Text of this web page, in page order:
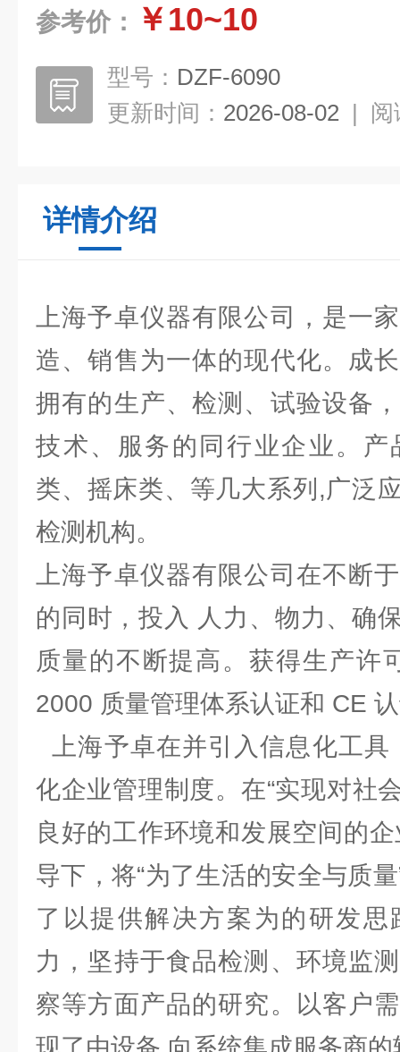
参考价： ￥10~10
型号： DZF-6090
更新时间： 2026-08-02 | 阅
详情介绍
上海予卓仪器有限公司，是一
造、销售为一体的现代化。成
拥有的生产、检测、试验设备
技术、服务的同行业企业。产
类、摇床类、等几大系列,广泛
检测机构。
上海予卓仪器有限公司在不断
的同时，投入 人力、物力、确
质量的不断提高。获得生产许
2000 质量管理体系认证和 CE
上海予卓在并引入信息化工具
化企业管理制度。在“实现对社
良好的工作环境和发展空间的
导下，将“为了生活的安全与质
了以提供解决方案为的研发
力，坚持于食品检测、环境监
察等方面产品的研究。以客户